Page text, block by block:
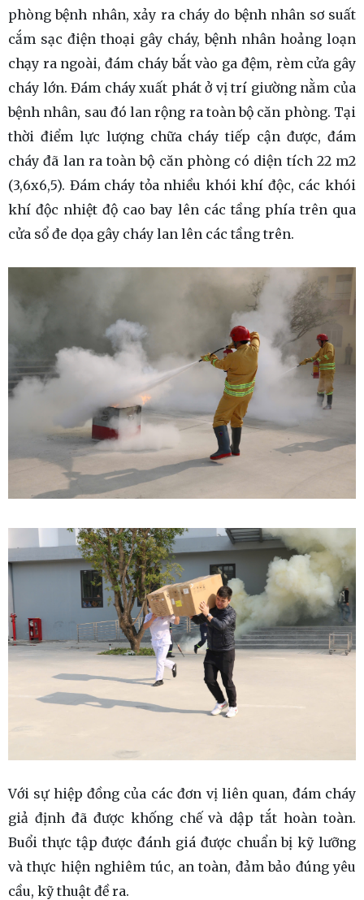
phòng bệnh nhân, xảy ra cháy do bệnh nhân sơ suất
cắm sạc điện thoại gây cháy, bệnh nhân hoảng loạn
chạy ra ngoài, đám cháy bắt vào ga đệm, rèm cửa gây
cháy lớn. Đám cháy xuất phát ở vị trí giường nằm của
bệnh nhân, sau đó lan rộng ra toàn bộ căn phòng. Tại
thời điểm lực lượng chữa cháy tiếp cận được, đám
cháy đã lan ra toàn bộ căn phòng có diện tích 22 m2
(3,6x6,5). Đám cháy tỏa nhiều khói khí độc, các khói
khí độc nhiệt độ cao bay lên các tầng phía trên qua
cửa sổ đe dọa gây cháy lan lên các tầng trên.
Với sự hiệp đồng của các đơn vị liên quan, đám cháy
giả định đã được khống chế và dập tắt hoàn toàn.
Buổi thực tập được đánh giá được chuẩn bị kỹ lưỡng
và thực hiện nghiêm túc, an toàn, đảm bảo đúng yêu
cầu, kỹ thuật đề ra.